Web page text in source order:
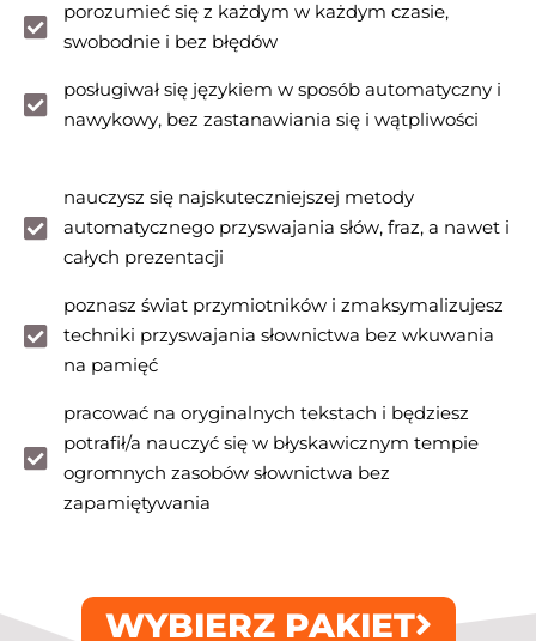
porozumieć się z każdym w każdym czasie,
swobodnie i bez błędów
posługiwał się językiem w sposób automatyczny i
nawykowy, bez zastanawiania się i wątpliwości
nauczysz się najskuteczniejszej metody
automatycznego przyswajania słów, fraz, a nawet i
całych prezentacji
poznasz świat przymiotników i zmaksymalizujesz
techniki przyswajania słownictwa bez wkuwania
na pamięć
pracować na oryginalnych tekstach i będziesz
potrafił/a nauczyć się w błyskawicznym tempie
ogromnych zasobów słownictwa bez
zapamiętywania
WYBIERZ PAKIET